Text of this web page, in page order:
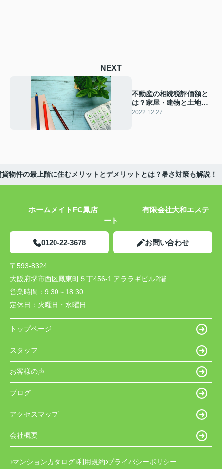
NEXT
不動産の相続税評価額と
は？家屋・建物と土地の
評価額の計算方法
2022.12.27
貸物件の最上階に住むメリットとデメリットとは？暑さ対策も解説！
ホームメイトFC鳳店 有限会社大和エステ
ート
0120-22-3678 お問い合わせ
〒593-8324
大阪府堺市西区鳳東町５丁456-1 アララギビル2階
営業時間： 9:30～18:30
定休日： 火曜日・水曜日
トップページ
スタッフ
お客様の声
ブログ
アクセスマップ
会社概要
マンションカタログ 利用規約 プライバシーポリシー